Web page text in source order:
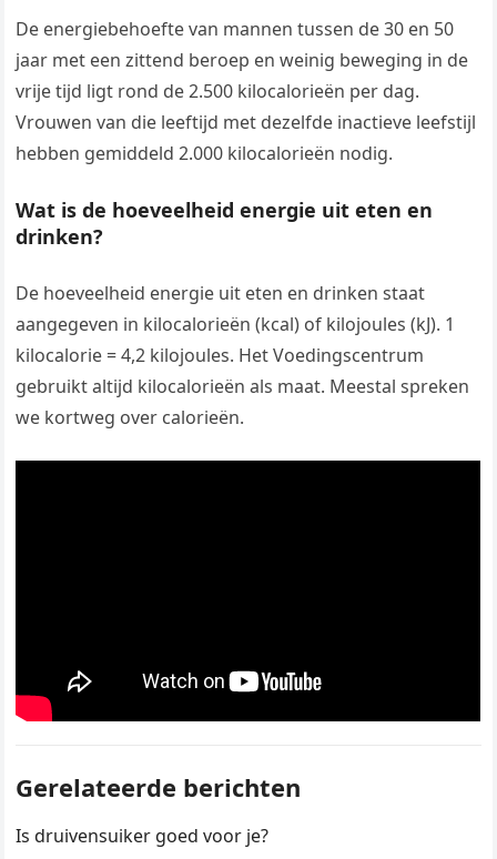
De energiebehoefte van mannen tussen de 30 en 50
jaar met een zittend beroep en weinig beweging in de
vrije tijd ligt rond de 2.500 kilocalorieën per dag.
Vrouwen van die leeftijd met dezelfde inactieve leefstijl
hebben gemiddeld 2.000 kilocalorieën nodig.
Wat is de hoeveelheid energie uit eten en
drinken?
De hoeveelheid energie uit eten en drinken staat
aangegeven in kilocalorieën (kcal) of kilojoules (kJ). 1
kilocalorie = 4,2 kilojoules. Het Voedingscentrum
gebruikt altijd kilocalorieën als maat. Meestal spreken
we kortweg over calorieën.
Gerelateerde berichten
Is druivensuiker goed voor je?